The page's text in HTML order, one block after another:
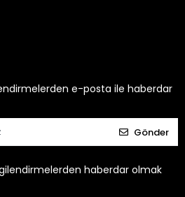
e-posta ile haberdar
Gönder
haberdar olmak